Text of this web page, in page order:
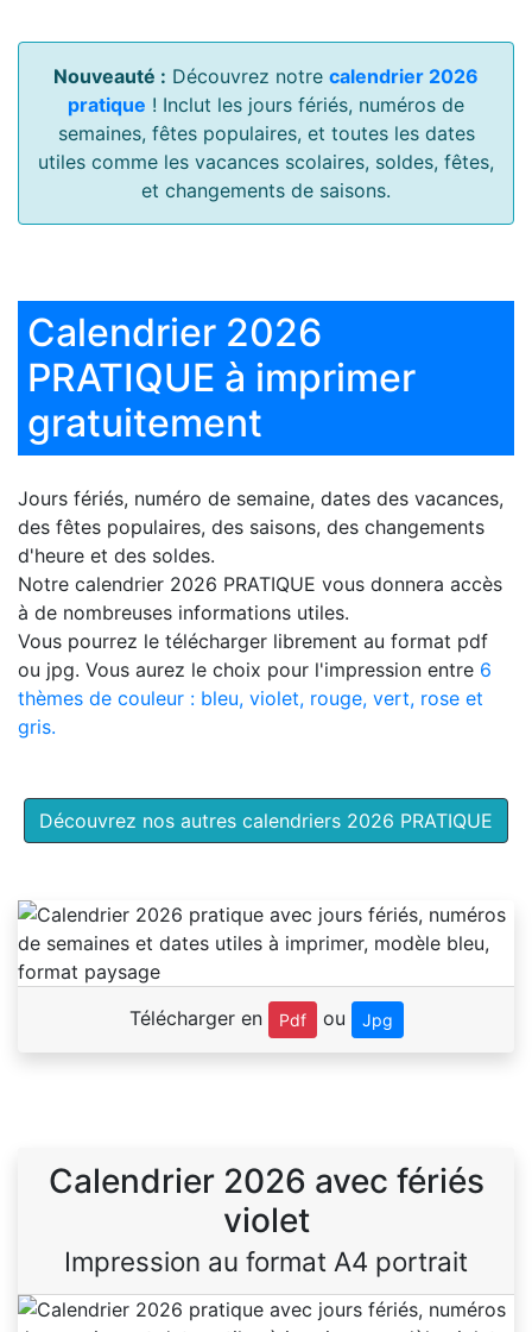
Nouveauté : Découvrez notre calendrier 2026
pratique ! Inclut les jours fériés, numéros de
semaines, fêtes populaires, et toutes les dates
utiles comme les vacances scolaires, soldes, fêtes,
et changements de saisons.
Calendrier 2026
PRATIQUE à imprimer
gratuitement
Jours fériés, numéro de semaine, dates des vacances,
des fêtes populaires, des saisons, des changements
d'heure et des soldes.
Notre calendrier 2026 PRATIQUE vous donnera accès
à de nombreuses informations utiles.
Vous pourrez le télécharger librement au format pdf
ou jpg. Vous aurez le choix pour l'impression entre 6
thèmes de couleur : bleu, violet, rouge, vert, rose et
gris.
Découvrez nos autres calendriers 2026 PRATIQUE
Télécharger en Pdf ou Jpg
Calendrier 2026 avec fériés
violet
Impression au format A4 portrait